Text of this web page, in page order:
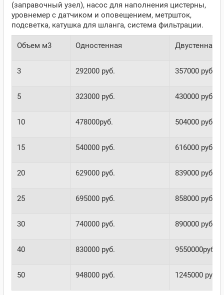
(заправочный узел), насос для наполнения цистерны,
уровнемер с датчиком и оповещением, метршток,
подсветка, катушка для шланга, система фильтрации.
Объем м3 Одностенная Двустенная
3 292000 руб. 357000 руб.
5 323000 руб. 430000 руб.
10 478000руб. 504000 руб.
15 540000 руб. 616000 руб.
20 629000 руб. 839000 руб.
25 695000 руб. 858000 руб.
30 740000 руб. 890000 руб.
40 830000 руб. 9550000руб.
50 948000 руб. 1245000 руб.